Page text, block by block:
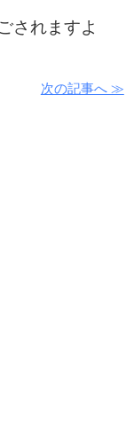
されますよ
次の記事へ ≫